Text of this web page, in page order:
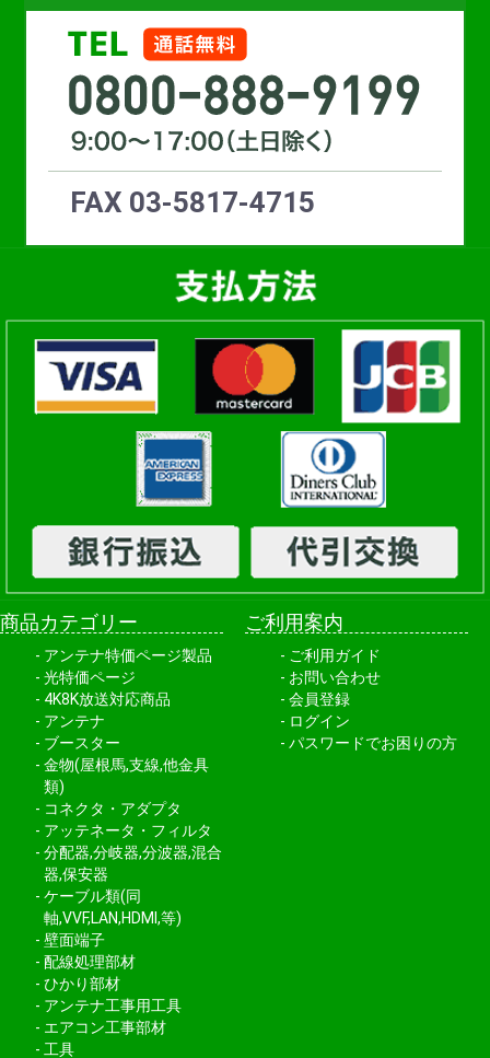
FAX 03-5817-4715
商品カテゴリー
アンテナ特価ページ製品
光特価ページ
4K8K放送対応商品
アンテナ
ブースター
金物(屋根馬,支線,他金具
類)
コネクタ・アダプタ
アッテネータ・フィルタ
分配器,分岐器,分波器,混合
器,保安器
ケーブル類(同
軸,VVF,LAN,HDMI,等)
壁面端子
配線処理部材
ひかり部材
アンテナ工事用工具
エアコン工事部材
工具
ご利用案内
ご利用ガイド
お問い合わせ
会員登録
ログイン
パスワードでお困りの方